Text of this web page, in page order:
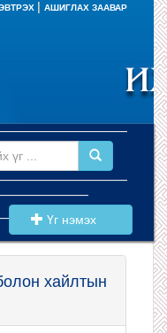
АШИГЛАХ ЗААВАР
Үг нэмэх
хайлтын